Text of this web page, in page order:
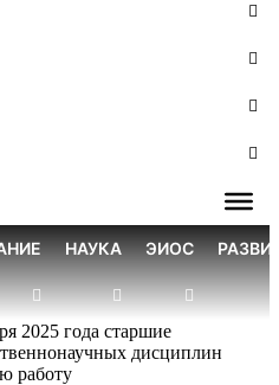
НАУКА ЭИОС
2025 года старшие
дисциплин
работу